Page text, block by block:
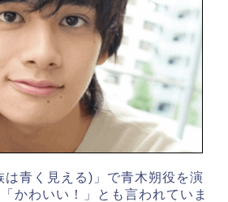
は青く見える)」で青木朔役を演
かわいい！」とも言われていま